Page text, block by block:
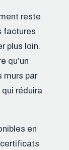
reste
factures
plus loin.
qu’un
murs par
qui réduira
en
certificats